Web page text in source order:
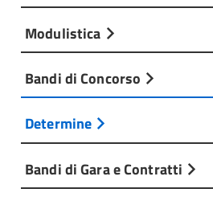
Modulistica
Bandi di Concorso
Determine
Bandi di Gara e Contratti